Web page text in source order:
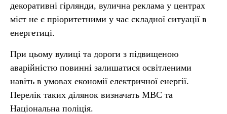
декоративні гірлянди, вулична реклама у центрах
міст не є пріоритетними у час складної ситуації в
енергетиці.
При цьому вулиці та дороги з підвищеною
аварійністю повинні залишатися освітленими
навіть в умовах економії електричної енергії.
Перелік таких ділянок визначать МВС та
Національна поліція.